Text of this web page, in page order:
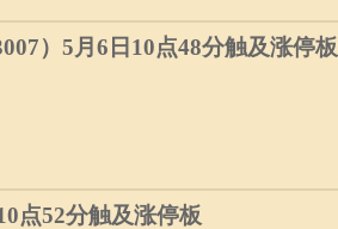
）5月6日10点48分触及涨停板
点52分触及涨停板